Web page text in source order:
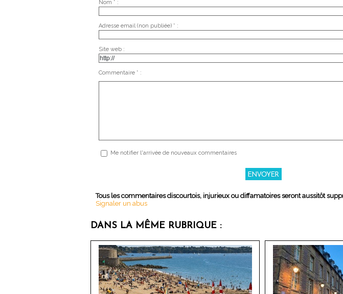
Nom * :
Adresse email (non publiée) * :
Site web :
Commentaire * :
Me notifier l'arrivée de nouveaux commentaires
Tous les commentaires discourtois, injurieux ou diffamatoires seront aussitôt
Signaler un abus
DANS LA MÊME RUBRIQUE :